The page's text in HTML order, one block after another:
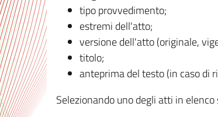
tipo provvedimento;
estremi dell'atto;
versione dell'atto (originale,
titolo;
anteprima del testo (in caso di
Selezionando uno degli atti in